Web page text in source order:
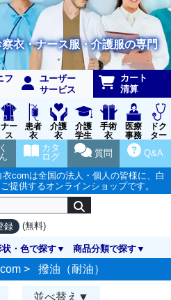
衣・ナース服・介護服の専門
フ
ユーザー
サービス
カート
清算
ナー
ス
ウェ
ア
患者
衣
介護
衣
介護
学生
実習
衣
手術
衣
医療
事務
受付
ドク
ター
ア
Q&A
質問
カタ
ログ
comは全国の法人・個人の皆様に、白
提供するオンラインショップです。
録 (無料)
・色で探す 商品分類で探す
> 撥油（耐油）
並べ替え